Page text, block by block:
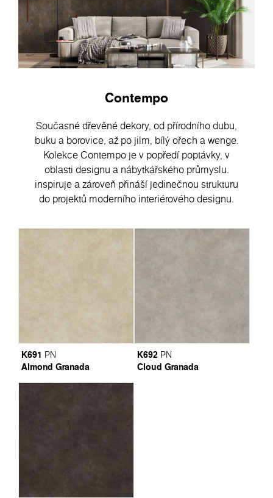
Contempo
Současné dřevěné dekory, od přírodního dubu,
buku a borovice, až po jilm, bílý ořech a wenge.
Kolekce Contempo je v popředí poptávky, v
oblasti designu a nábytkářského průmyslu.
inspiruje a zároveň přináší jedinečnou strukturu
do projektů moderního interiérového designu.
K691 PN
Almond Granada
K692 PN
Cloud Granada